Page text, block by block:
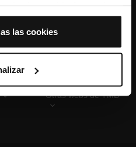
en tu navegador.
indicar si quieres que se
esa clase.
tus preferencias, debes
Así se instalarán
selecciones las cookies
recordar tus
el idioma) y mejoran tu
las cookies
Otras webs de TMB